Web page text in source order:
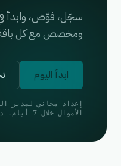
سجّل، فوّض، وابدأ في
ومخصص مع كل
ابدأ اليوم
إعداد مجاني لمدير
الأموال خلال 7 أيام، دون طرح أي أسئلة